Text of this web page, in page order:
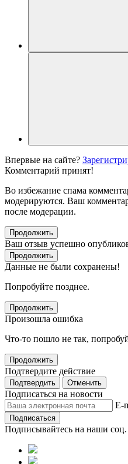
Впервые на сайте?
Комментарий принят!
Во избежание спама
модерируются. Ваш
после модерации.
Продолжить
Ваш отзыв успешно
Продолжить
Данные не были сохранены!
Попробуйте позднее.
Продолжить
Произошла ошибка
Что-то пошло не так,
Продолжить
Подтвердите действие
Подтвердить Отменить
Подписаться на новости
E-
Подписаться
Подписывайтесь на наши соц.